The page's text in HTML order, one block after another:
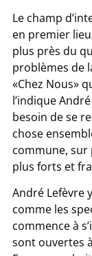
Le champ
en premier
plus près du
problèmes de
«Chez Nous»
l’indique
besoin de se
chose
commune, sur
plus forts et
André Lefèvre
comme les
commence à
sont ouvertes